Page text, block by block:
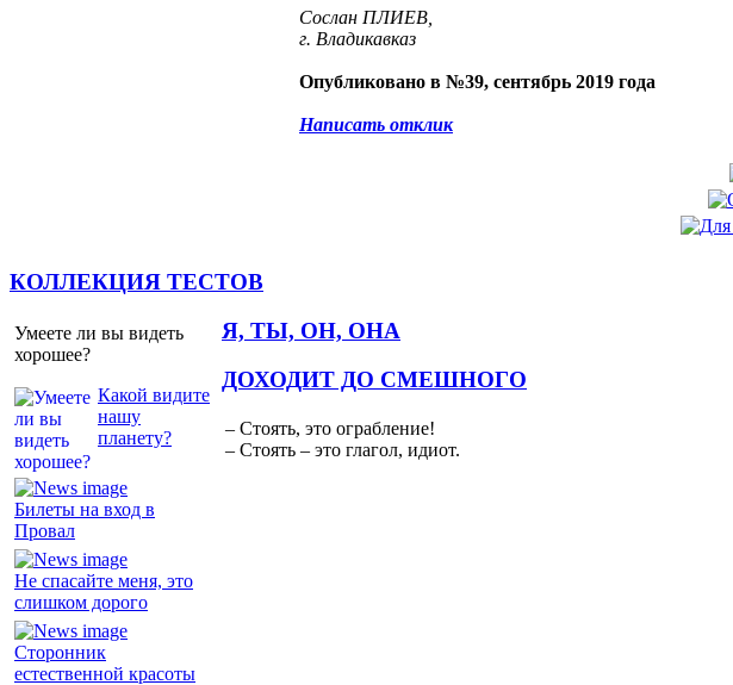
Сослан ПЛИЕВ,
г. Владикавказ
Опубликовано в №39, сентябрь 2019 года
Написать отклик
КОЛЛЕКЦИЯ ТЕСТОВ
Умеете ли вы видеть
хорошее?
Какой видите
нашу
планету?
Я, ТЫ, ОН, ОНА
Билеты на вход в
Провал
Не спасайте меня, это
слишком дорого
Сторонник
естественной красоты
ДОХОДИТ ДО СМЕШНОГО
– Стоять, это ограбление!
– Стоять – это глагол, идиот.